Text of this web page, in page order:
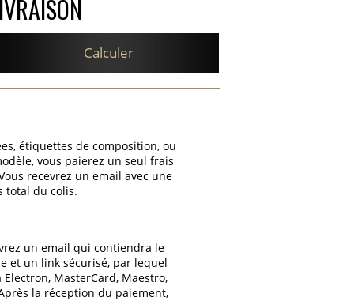
Calculer
étiquettes de composition, ou
vous paierez un seul frais
recevrez un email avec une
total du colis.
un email qui contiendra le
et un link sécurisé, par lequel
MasterCard, Maestro,
la réception du paiement,